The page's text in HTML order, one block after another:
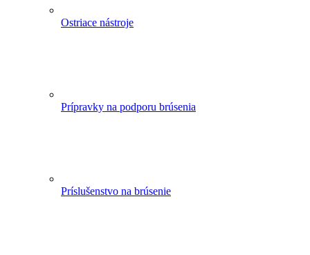
Ostriace nástroje
Prípravky na podporu brúsenia
Príslušenstvo na brúsenie